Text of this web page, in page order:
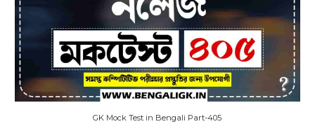
GK Mock Test in Bengali Part-405